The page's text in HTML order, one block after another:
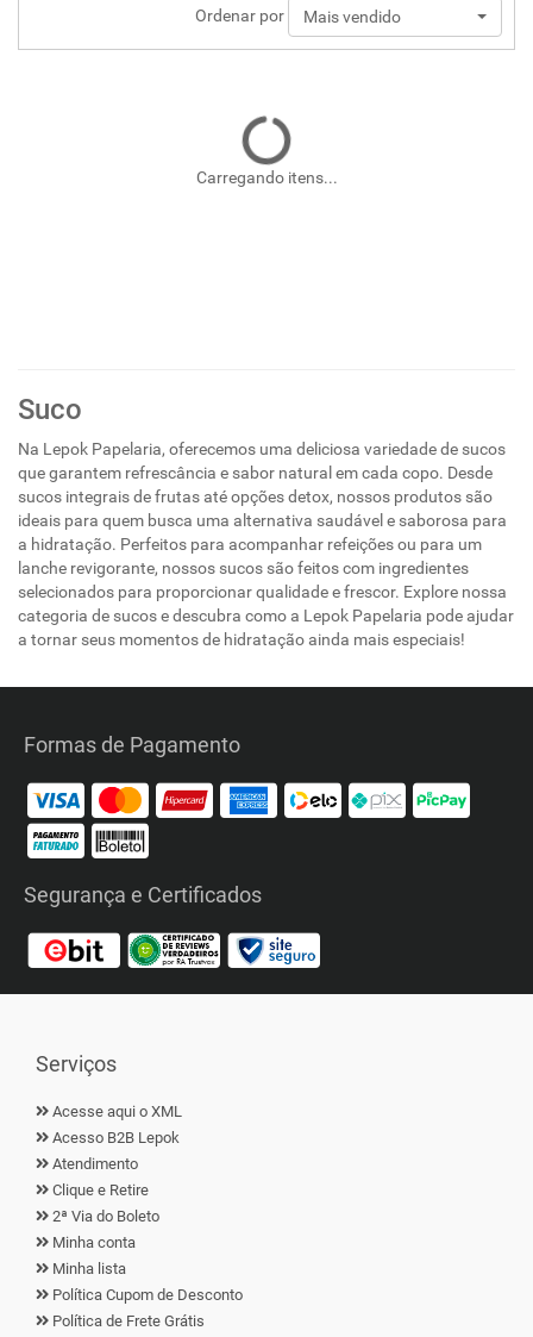
Ordenar por Mais vendido
Carregando itens...
Suco
Na Lepok Papelaria, oferecemos uma deliciosa variedade de sucos
que garantem refrescância e sabor natural em cada copo. Desde
sucos integrais de frutas até opções detox, nossos produtos são
ideais para quem busca uma alternativa saudável e saborosa para
a hidratação. Perfeitos para acompanhar refeições ou para um
lanche revigorante, nossos sucos são feitos com ingredientes
selecionados para proporcionar qualidade e frescor. Explore nossa
categoria de sucos e descubra como a Lepok Papelaria pode ajudar
a tornar seus momentos de hidratação ainda mais especiais!
Formas de Pagamento
Segurança e Certificados
Serviços
Acesse aqui o XML
Acesso B2B Lepok
Atendimento
Clique e Retire
2ª Via do Boleto
Minha conta
Minha lista
Política Cupom de Desconto
Política de Frete Grátis